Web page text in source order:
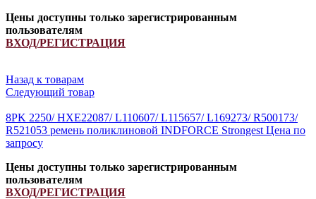
Цены доступны только зарегистрированным
пользователям
ВХОД/РЕГИСТРАЦИЯ
Назад к товарам
Следующий товар
8PK 2250/ HXE22087/ L110607/ L115657/ L169273/ R500173/
R521053 ремень поликлиновой INDFORCE Strongest Цена по
запросу
Цены доступны только зарегистрированным
пользователям
ВХОД/РЕГИСТРАЦИЯ